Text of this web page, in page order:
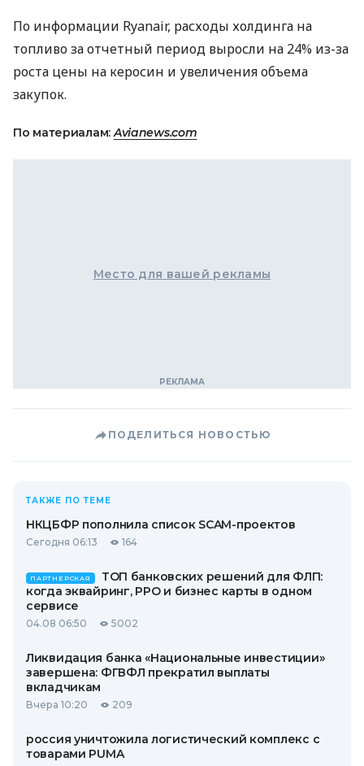
По информации Ryanair, расходы холдинга на
топливо за отчетный период выросли на 24% из-за
роста цены на керосин и увеличения объема
закупок.
По материалам:Avianews.com
Место для вашей рекламы
ПОДЕЛИТЬСЯ НОВОСТЬЮ
ТАКЖЕ ПО ТЕМЕ
НКЦБФР пополнила список SCAM-проектов
Сегодня 06:13 164
ПАРТНЕРСКАЯ
ТОП банковских решений для ФЛП:
когда эквайринг, РРО и бизнес карты в одном
сервисе
04.08 06:50 5002
Ликвидация банка «Национальные инвестиции»
завершена: ФГВФЛ прекратил выплаты
вкладчикам
Вчера 10:20 209
россия уничтожила логистический комплекс с
товарами PUMA